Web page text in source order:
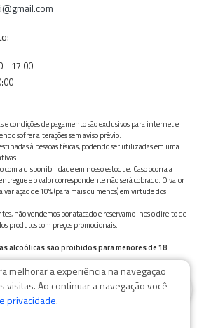
- 17.00
e condições de pagamento são exclusivos para internet e
sofrer alterações sem aviso prévio.
à pessoas físicas, podendo ser utilizadas em uma
com a disponibilidade em nosso estoque. Caso ocorra a
e o valor correspondente não será cobrado. O valor
de 10% (para mais ou menos) em virtude dos
não vendemos por atacado e reservamo-nos o direito de
produtos com preços promocionais.
alcoólicas são proibidos para menores de 18
química e, em excesso, provoca graves males à saúde.
melhorar a experiência na navegação
visitas. Ao continuar a navegação você
privacidade.